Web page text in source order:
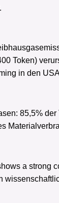
Token)
in den
85,5%
a strong